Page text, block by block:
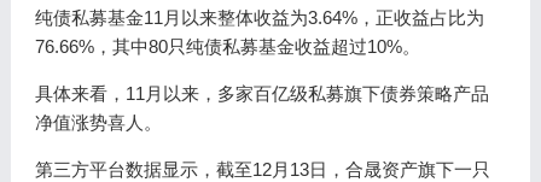
纯债私募基金11月以来整体收益为3.64%，正收益占比为
76.66%，其中80只纯债私募基金收益超过10%。
具体来看，11月以来，多家百亿级私募旗下债券策略产品
净值涨势喜人。
第三方平台数据显示，截至12月13日，合晟资产旗下一只